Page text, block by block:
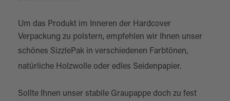
Um das Produkt im Inneren der Hardcover
Verpackung zu polstern, empfehlen wir Ihnen unser
schönes SizzlePak in verschiedenen Farbtönen,
natürliche Holzwolle oder edles Seidenpapier.
Sollte Ihnen unser stabile Graupappe doch zu fest